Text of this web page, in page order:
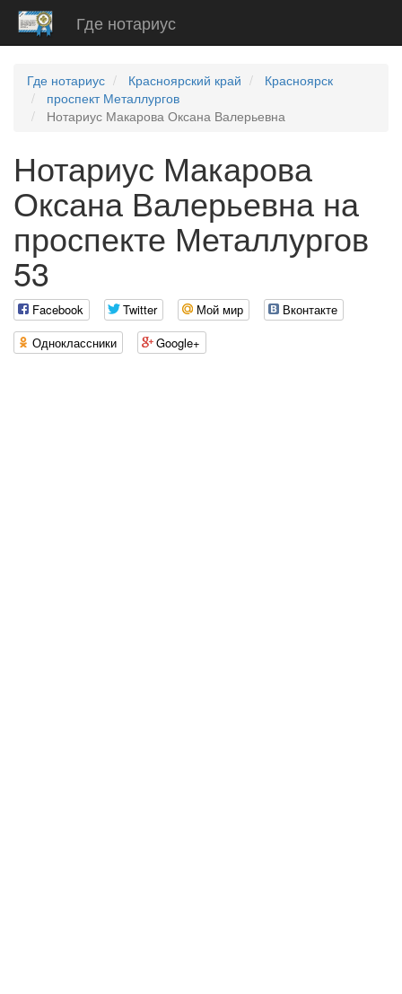
Где нотариус
Где нотариус Красноярский край
Красноярск
проспект Металлургов
Нотариус Макарова Оксана Валерьевна
Нотариус Макарова
Оксана Валерьевна на
проспекте Металлургов
53
Facebook Twitter Мой мир
Вконтакте
Одноклассники
Google+